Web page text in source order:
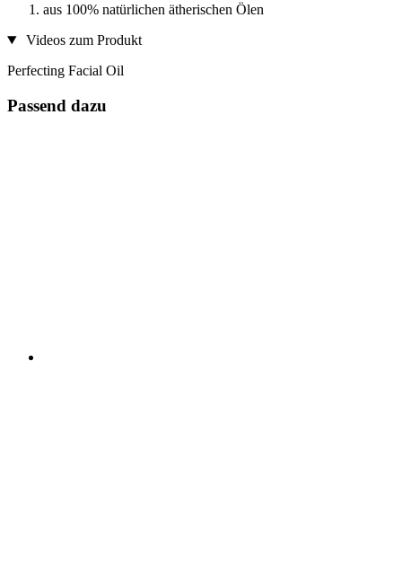
aus 100% natürlichen ätherischen Ölen
Videos zum Produkt
Perfecting Facial Oil
Passend dazu